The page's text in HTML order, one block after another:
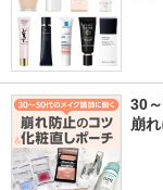
30
崩